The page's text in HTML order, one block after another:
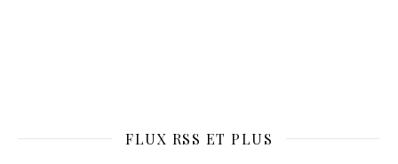
FLUX RSS ET PLUS